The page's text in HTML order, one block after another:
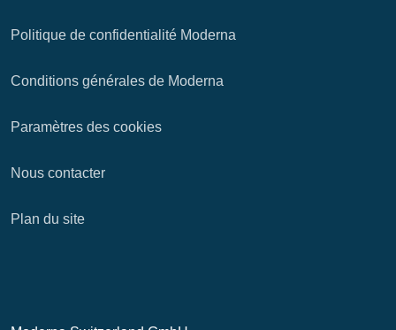
Politique de confidentialité Moderna
Conditions générales de Moderna
Paramètres des cookies
Nous contacter
Plan du site